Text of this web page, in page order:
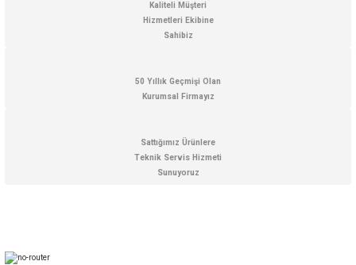
Bu ürüne benzer farklı alternatifler olmalı.
Kaliteli Müşteri
Hizmetleri Ekibine
Sahibiz
50 Yıllık Geçmişi Olan
Kurumsal Firmayız
Sattığımız Ürünlere
Teknik Servis Hizmeti
Sunuyoruz